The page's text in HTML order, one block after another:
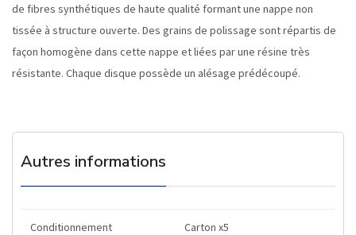
de fibres synthétiques de haute qualité formant une nappe non
tissée à structure ouverte. Des grains de polissage sont répartis de
façon homogène dans cette nappe et liées par une résine très
résistante. Chaque disque possède un alésage prédécoupé.
Autres informations
Conditionnement Carton x5